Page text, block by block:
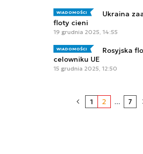
WIADOMOŚCI
Ukraina
floty cieni
19 grudnia 2025, 14:55
WIADOMOŚCI
Rosyjska
celowniku UE
15 grudnia 2025, 12:50
1 2 ... 7